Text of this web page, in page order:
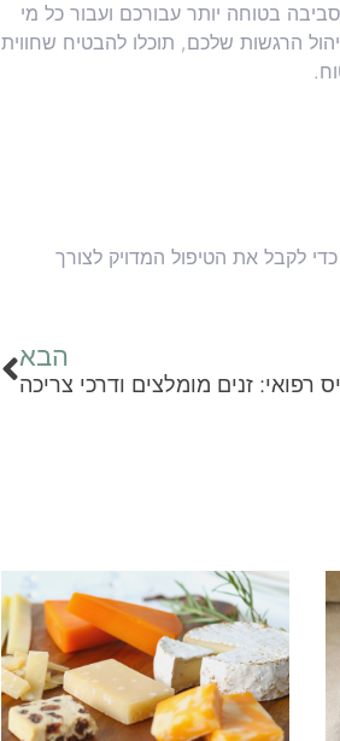
בטוחה יותר עבורכם ועבור כל מי
הרגשות שלכם, תוכלו להבטיח שחווית
לקבל את הטיפול המדויק לצורך
הבא
רפואי: זנים מומלצים ודרכי צריכה